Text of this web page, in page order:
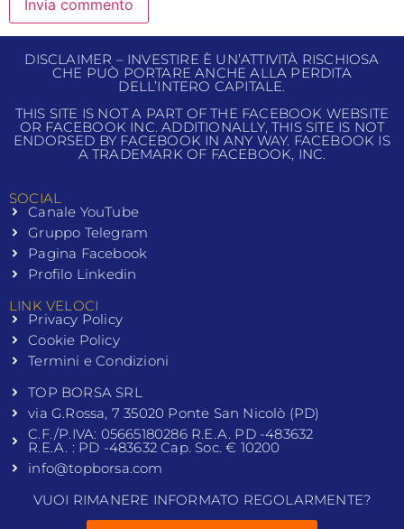
DISCLAIMER – INVESTIRE È UN’ATTIVITÀ RISCHIOSA
CHE PUÒ PORTARE ANCHE ALLA PERDITA
DELL’INTERO CAPITALE.
THIS SITE IS NOT A PART OF THE FACEBOOK WEBSITE
OR FACEBOOK INC. ADDITIONALLY, THIS SITE IS NOT
ENDORSED BY FACEBOOK IN ANY WAY. FACEBOOK IS
A TRADEMARK OF FACEBOOK, INC.
SOCIAL
Canale YouTube
Gruppo Telegram
Pagina Facebook
Profilo Linkedin
LINK VELOCI
Privacy Policy
Cookie Policy
Termini e Condizioni
TOP BORSA SRL
via G.Rossa, 7 35020 Ponte San Nicolò (PD)
C.F./P.IVA: 05665180286 R.E.A. PD -483632
R.E.A. : PD -483632 Cap. Soc. € 10200
info@topborsa.com
VUOI RIMANERE INFORMATO REGOLARMENTE?